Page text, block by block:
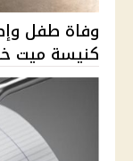
كنيسة ميت